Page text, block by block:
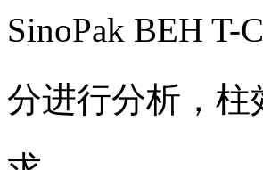
SinoPak BEH
分进行分析，